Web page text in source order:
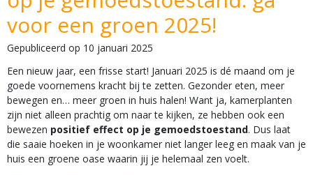
voor een groen 2025!
Gepubliceerd op 10 januari 2025
Een nieuw jaar, een frisse start! Januari 2025 is dé maand om je
goede voornemens kracht bij te zetten. Gezonder eten, meer
bewegen en… meer groen in huis halen! Want ja, kamerplanten
zijn niet alleen prachtig om naar te kijken, ze hebben ook een
bewezen positief effect op je gemoedstoestand. Dus laat
die saaie hoeken in je woonkamer niet langer leeg en maak van je
huis een groene oase waarin jij je helemaal zen voelt.